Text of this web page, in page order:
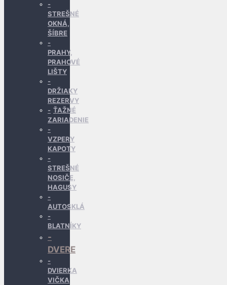
STREŠNÉ
OKNÁ,
ŠÍBRE
PRAHY,
PRAHOVÉ
LIŠTY
DRŽIAKY
REZERVY
ŤAŽNÉ
ZARIADENIE
VZPERY
KAPOTY
STREŠNÉ
NOSIČE,
HAGUSY
AUTOSKLÁ
BLATNÍKY
DVERE
DVIERKA
VIČKA